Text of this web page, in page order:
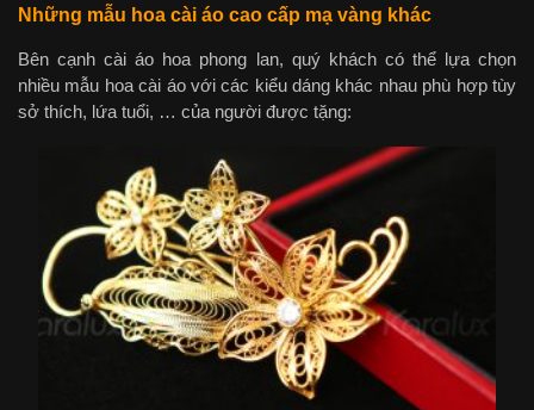
Những mẫu hoa cài áo cao cấp mạ vàng khác
Bên cạnh cài áo hoa phong lan, quý khách có thể lựa chọn
nhiều mẫu hoa cài áo với các kiểu dáng khác nhau phù hợp tùy
sở thích, lứa tuổi, … của người được tặng: